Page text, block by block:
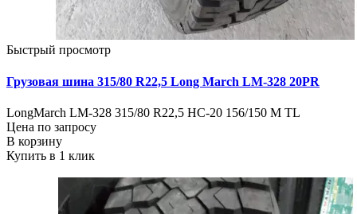
Быстрый просмотр
Грузовая шина 315/80 R22,5 Long March LM-328 20PR
LongMarch LM-328 315/80 R22,5 НС-20 156/150 М TL
Цена по запросу
В корзину
Купить в 1 клик